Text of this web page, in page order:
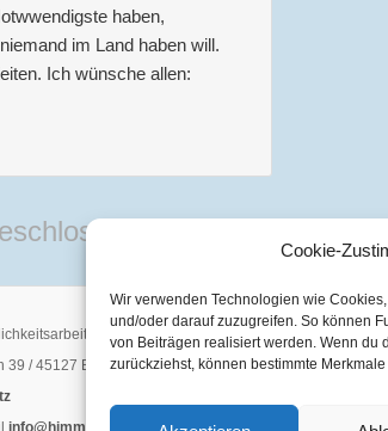
Cookie-
Wir verwenden Technologien wie
und/oder darauf zuzugreifen. So können
von Beiträgen realisiert werden. Wenn du
zurückziehst, können bestimmte
haben,
im Land haben will.
Ich wünsche allen:
/ Pressestelle
39 / 45127 Essen
info@himmelrauschen.de